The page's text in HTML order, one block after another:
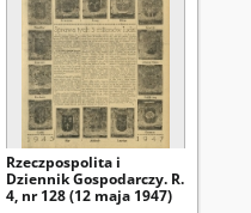
Rzeczpospolita i
Dziennik Gospodarczy. R.
4, nr 128 (12 maja 1947)